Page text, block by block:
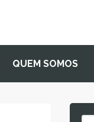
QUEM SOMOS